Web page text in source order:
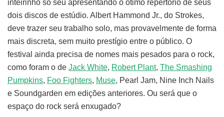
inteirinho só seu apresentando o ótimo repertório de seus
dois discos de estúdio. Albert Hammond Jr., do Strokes,
deve trazer seu trabalho solo, mas provavelmente de forma
mais discreta, sem muito prestígio entre o público. O
festival ainda precisa de nomes mais pesados para o rock,
como foram o de Jack White, Robert Plant, The Smashing
Pumpkins, Foo Fighters, Muse, Pearl Jam, Nine Inch Nails
e Soundgarden em edições anteriores. Ou será que o
espaço do rock será enxugado?